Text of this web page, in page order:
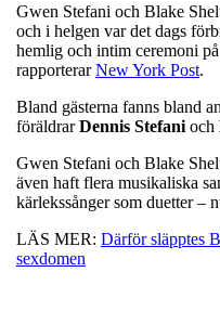
Gwen Stefani och Blake
och i helgen var det dags
hemlig och intim ceremoni
rapporterarNew York Post.
Bland gästerna fanns bland
föräldrarDennis Stefani och
Gwen Stefani och Blake
även haft flera musikaliska
kärlekssånger som duetter –
LÄS MER: Därför släpptes
sexdomen